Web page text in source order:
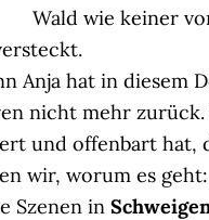
Wald wie keiner
Anja hat in diesem
nicht mehr
und offenbart hat,
wir, worum es
Szenen in